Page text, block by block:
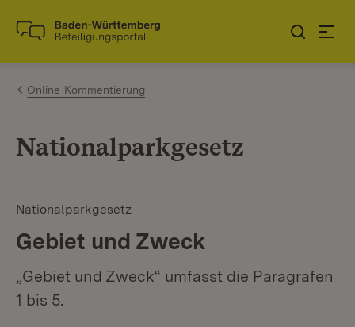
Zum Inhalt springen
Link zur Startseite
Online-Kommentierung
Nationalparkgesetz
Nationalparkgesetz
Gebiet und Zweck
„Gebiet und Zweck“ umfasst die Paragrafen
1 bis 5.